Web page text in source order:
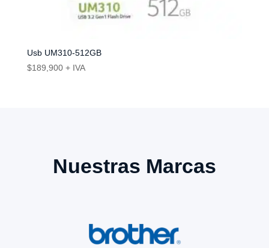
Usb UM310-512GB
$189,900 + IVA
Nuestras Marcas